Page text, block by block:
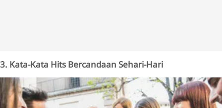
3. Kata-Kata Hits Bercandaan Sehari-Hari